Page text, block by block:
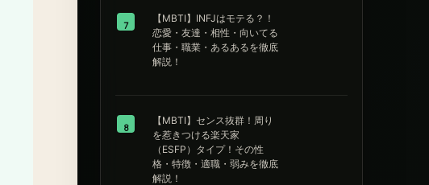
7
【MBTI】INFJはモテる？！
恋愛・友達・相性・向いてる
仕事・職業・あるあるを徹底
解説！
8
【MBTI】センス抜群！周り
を惹きつける楽天家
（ESFP）タイプ！その性
格・特徴・適職・弱みを徹底
解説！